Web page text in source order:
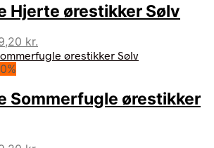
kr..119,20 kr..
Hjerte ørestikker Sølv
kr..
kr.
aktuelle
119,20 kr..
Sommerfugle ørestikker